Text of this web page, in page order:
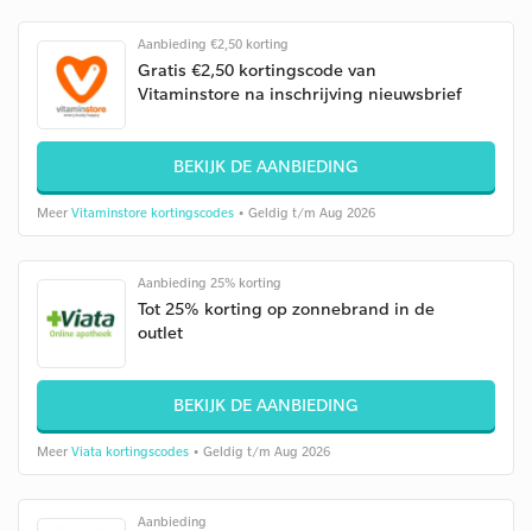
Aanbieding €2,50 korting
Gratis €2,50 kortingscode van
Vitaminstore na inschrijving nieuwsbrief
BEKIJK DE AANBIEDING
Meer Vitaminstore kortingscodes • Geldig t/m Aug 2026
Aanbieding 25% korting
Tot 25% korting op zonnebrand in de
outlet
BEKIJK DE AANBIEDING
Meer Viata kortingscodes • Geldig t/m Aug 2026
Aanbieding